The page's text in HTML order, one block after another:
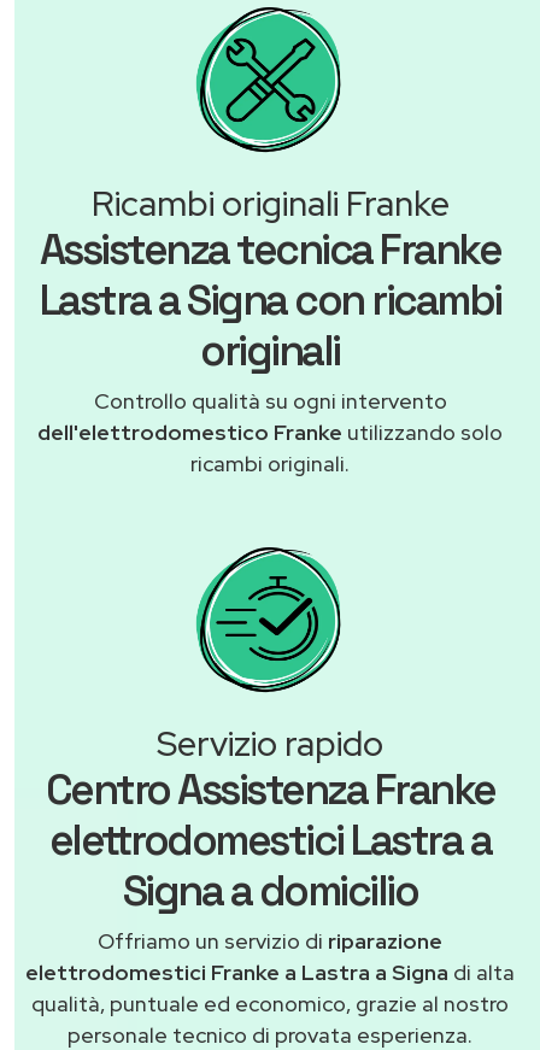
Ricambi originali Franke
Assistenza tecnica Franke
Lastra a Signa con ricambi
originali
Controllo qualità su ogni intervento
dell'elettrodomestico Franke utilizzando solo
ricambi originali.
Servizio rapido
Centro Assistenza Franke
elettrodomestici Lastra a
Signa a domicilio
Offriamo un servizio di riparazione
elettrodomestici Franke a Lastra a Signa di alta
qualità, puntuale ed economico, grazie al nostro
personale tecnico di provata esperienza.